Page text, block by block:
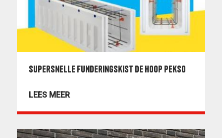
Supersnelle funderingskist De Hoop Pekso
LEES MEER